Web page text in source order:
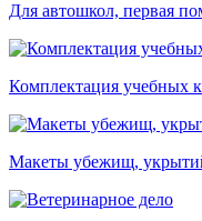
Для автошкол, первая
Комплектация учебных
Макеты убежищ,